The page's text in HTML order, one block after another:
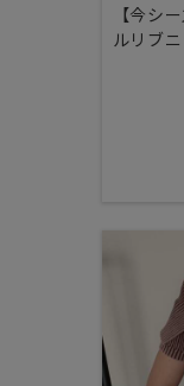
【今シ
ルリブ